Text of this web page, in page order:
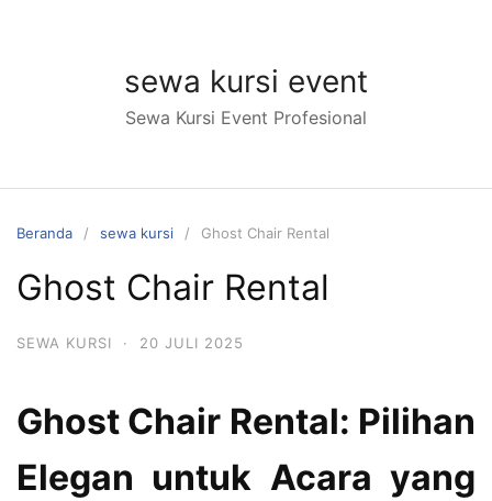
sewa kursi event
Sewa Kursi Event Profesional
Beranda sewa kursi Ghost Chair Rental
Ghost Chair Rental
SEWA KURSI · 20 JULI 2025
Ghost Chair Rental: Pilihan
Elegan untuk Acara yang